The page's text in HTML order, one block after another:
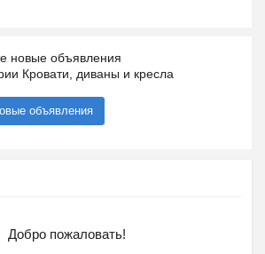
новые объявления
Кровати, диваны и кресла
объявления
Добро пожаловать!